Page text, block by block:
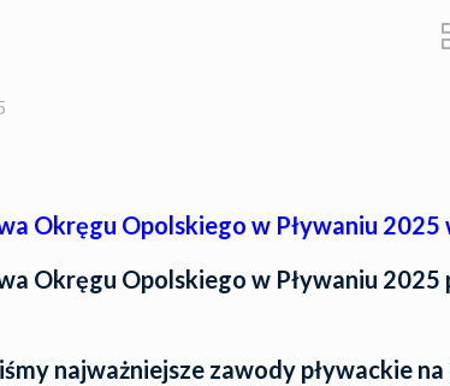
Okręgu Opolskiego w Pływaniu 2025
Okręgu Opolskiego w Pływaniu
najważniejsze zawody pływackie